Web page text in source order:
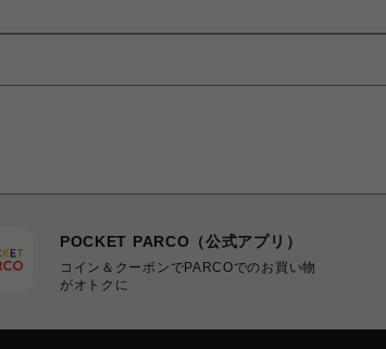
POCKET PARCO（公式アプリ）
コイン＆クーポンでPARCOでのお買い物
がオトクに